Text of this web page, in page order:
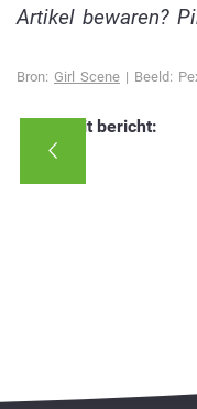
Artikel bewaren?
Bron: Girl Scene | Beeld:
Deel dit bericht: